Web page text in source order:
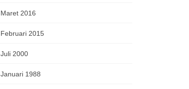
Maret 2016
Februari 2015
Juli 2000
Januari 1988